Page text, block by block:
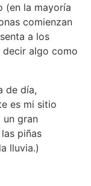
(en la mayoría
comienzan
a los
algo como
de día,
es mi sitio
un gran
piñas
lluvia.)